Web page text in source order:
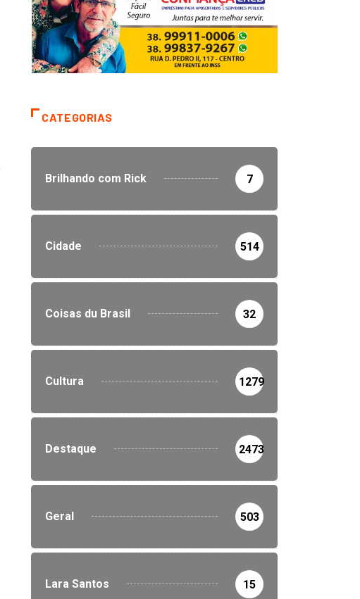
CATEGORIAS
Brilhando com Rick 7
Cidade 514
Coisas du Brasil 32
Cultura 1279
Destaque 2473
Geral 503
Lara Santos 15